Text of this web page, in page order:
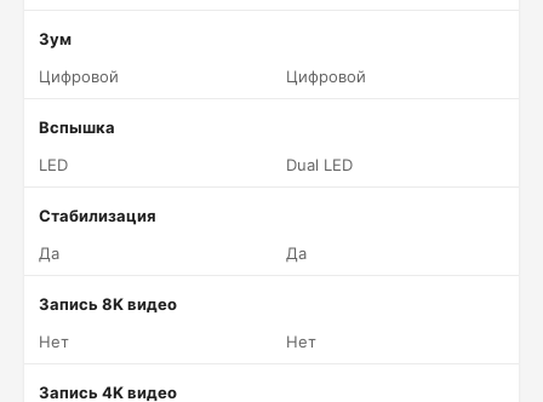
Зум
Цифровой
Цифровой
Вспышка
LED
Dual LED
Стабилизация
Да
Да
Запись 8K видео
Нет
Нет
Запись 4K видео